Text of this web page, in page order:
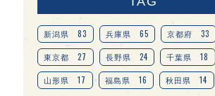
新潟県 83 兵庫県 65 京都府 33
東京都 27 長野県 24 千葉県 18
山形県 17 福島県 16 秋田県 14